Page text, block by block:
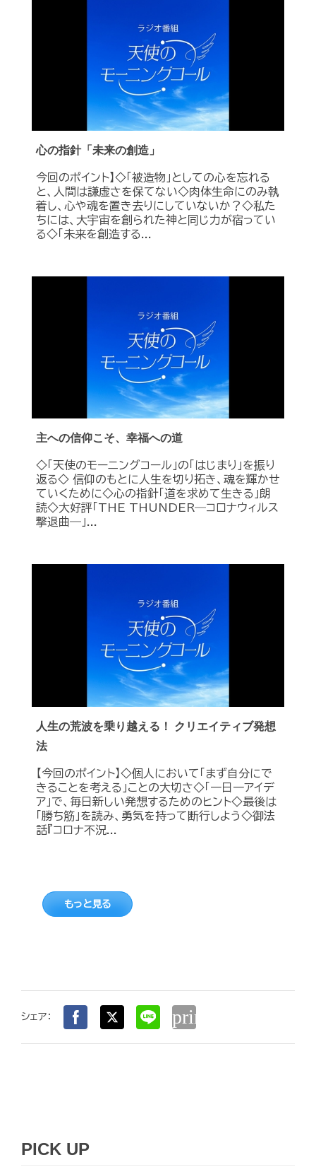
心の指針「未来の創造」
今回のポイント】◇「被造物」としての心を忘れる
と、人間は謙虚さを保てない◇肉体生命にのみ執
着し、心や魂を置き去りにしていないか？◇私た
ちには、大宇宙を創られた神と同じ力が宿ってい
る◇「未来を創造する...
主への信仰こそ、幸福への道
◇「天使のモーニングコール」の「はじまり」を振り
返る◇ 信仰のもとに人生を切り拓き、魂を輝かせ
ていくために◇心の指針「道を求めて生きる」朗
読◇大好評「THE THUNDER―コロナウィルス
撃退曲―」...
人生の荒波を乗り越える！ クリエイティブ発想
法
【今回のポイント】◇個人において「まず自分にで
きることを考える」ことの大切さ◇「一日一アイデ
ア」で、毎日新しい発想するためのヒント◇最後は
「勝ち筋」を読み、勇気を持って断行しよう◇御法
話『コロナ不況...
もっと見る
シェア： print
PICK UP